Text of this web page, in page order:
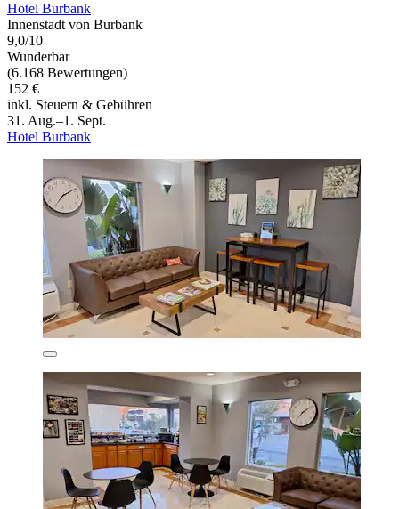
Hotel Burbank
Innenstadt von Burbank
9,0/10
Wunderbar
(6.168 Bewertungen)
152 €
inkl. Steuern & Gebühren
31. Aug.–1. Sept.
Hotel Burbank